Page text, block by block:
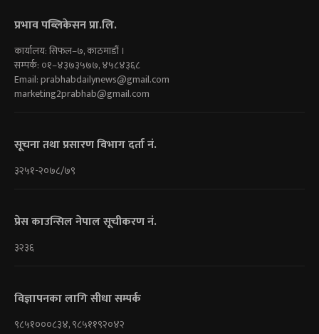
प्रभाव पब्लिकेसन प्रा.लि.
कार्यालय: सिफल–७, काठमाडौं ।
सम्पर्क: ०१–४३७३५७७, ४५८४३६८
Email:prabhabdailynews@gmail.com
marketing2prabhab@gmail.com
सूचना तथा प्रसारण विभाग दर्ता नं.
३२५१-२०७८/७९
प्रेस काउन्सिल नेपाल सूचीकरण नं.
३२३६
विज्ञापनका लागि सीधा सम्पर्क
९८५१०००८३४, ९८५११९२०४२